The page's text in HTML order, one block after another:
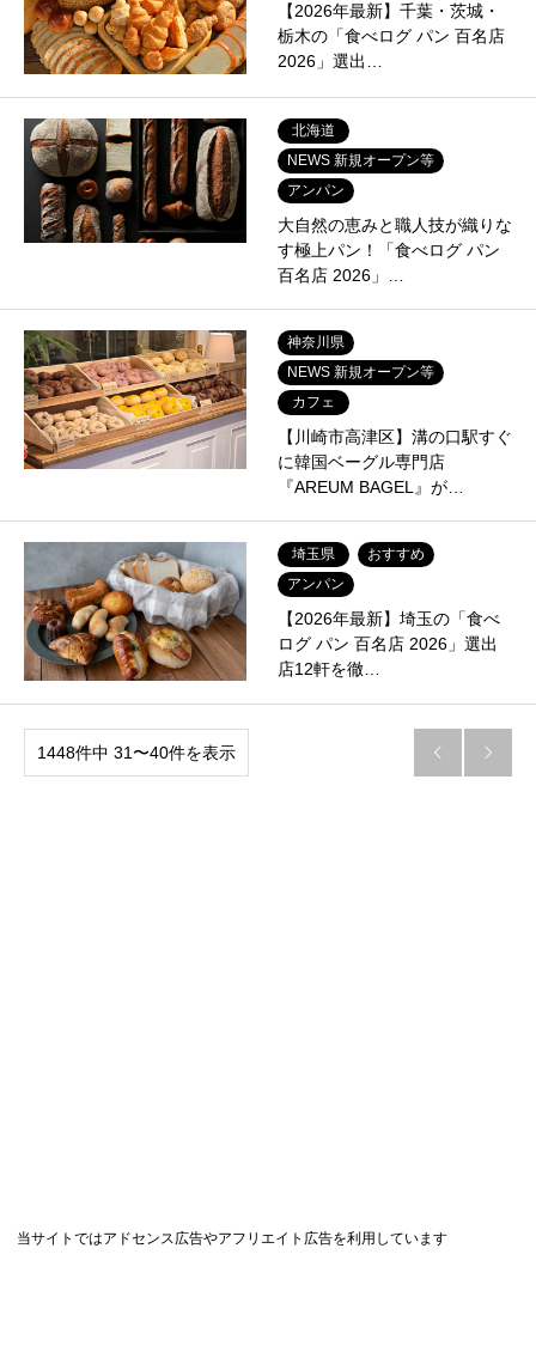
【2026年最新】千葉・茨城・
栃木の「食べログ パン 百名店
2026」選出…
北海道
NEWS 新規オープン等
アンパン
大自然の恵みと職人技が織りな
す極上パン！「食べログ パン
百名店 2026」…
神奈川県
NEWS 新規オープン等
カフェ
【川崎市高津区】溝の口駅すぐ
に韓国ベーグル専門店
『AREUM BAGEL』が…
埼玉県
おすすめ
アンパン
【2026年最新】埼玉の「食べ
ログ パン 百名店 2026」選出
店12軒を徹…
1448件中 31〜40件を表示  
当サイトではアドセンス広告やアフリエイト広告を利用しています